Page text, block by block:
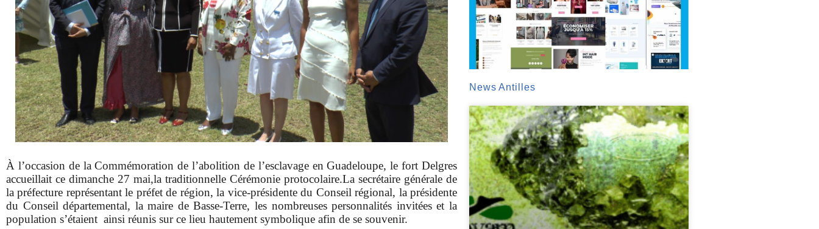
À l’occasion de la Commémoration de l’abolition de l’esclavage en Guadeloupe, le fort Delgres
accueillait ce dimanche 27 mai,la traditionnelle Cérémonie protocolaire.La secrétaire générale de
la préfecture représentant le préfet de région, la vice-présidente du Conseil régional, la présidente
du Conseil départemental, la maire de Basse-Terre, les nombreuses personnalités invitées et la
population s’étaient ainsi réunis sur ce lieu hautement symbolique afin de se souvenir.
News Antilles